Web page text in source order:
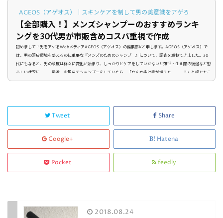
AGEOS（アゲオス）｜スキンケアを制して男の美意識をアゲろ
【全部購入！】メンズシャンプーのおすすめランキ
ングを30代男が市販含めコスパ重視で作成
初めまして！男をアゲるWebメディアAGEOS（アゲオス）の編集部Kと申します。AGEOS（アゲオス）で
は、男の頭皮環境を整えるのに重要な『メンズのためのシャンプー』について、調査を重ねてきました。30
代にもなると、男の頭皮は徐々に変化が始まり、しっかりとケアをしていかないと薄毛・生え際の後退など恐
ろしい状況に。。。最近、お風呂でシャンプーをしていたら、「なんか抜け毛が増えた。。。？」と感じたこ
とありませんか？「ドキっ！」としたあなたは、もしかしたら頭皮（=スカルプ）ケア不足が原因かもしれま
Tweet Share
Google+ Hatena
Pocket feedly
2018.08.24